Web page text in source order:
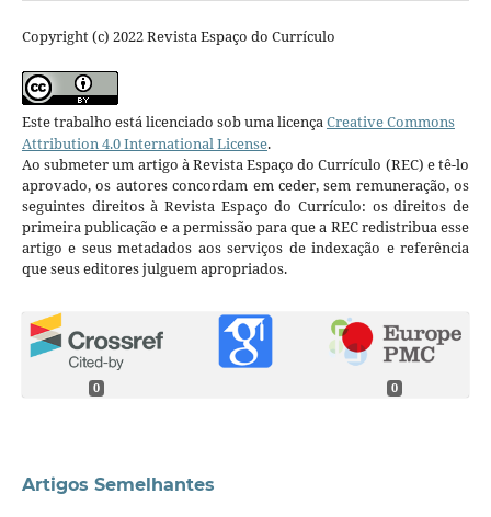
Copyright (c) 2022 Revista Espaço do Currículo
Este trabalho está licenciado sob uma licença Creative Commons
Attribution 4.0 International License.
Ao submeter um artigo à Revista Espaço do Currículo (REC) e tê-lo
aprovado, os autores concordam em ceder, sem remuneração, os
seguintes direitos à Revista Espaço do Currículo: os direitos de
primeira publicação e a permissão para que a REC redistribua esse
artigo e seus metadados aos serviços de indexação e referência
que seus editores julguem apropriados.
0 0
Artigos Semelhantes